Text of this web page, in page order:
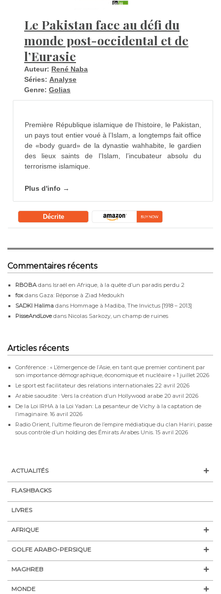
Le Pakistan face au défi du
monde post-occidental et de
l’Eurasie
Auteur: René Naba
Séries: Analyse
Genre: Golias
Première République islamique de l’histoire, le Pakistan,
un pays tout entier voué à l’Islam, a longtemps fait office
de «body guard» de la dynastie wahhabite, le gardien
des lieux saints de l’Islam, l’incubateur absolu du
terrorisme islamique.
Plus d'info →
Décrite
Commentaires récents
RBOBAdans Israël en Afrique, à la quête d’un paradis perdu 2
fox dans Gaza: Réponse à Ziad Medoukh
SADKI Halima dans Hommage à Madiba, The Invictus [1918 – 2013]
PisseAndLovedans Nicolas Sarkozy, un champ de ruines
Articles récents
Conférence : « L’émergence de l’Asie, en tant que premier continent par
son importance démographique, économique et nucléaire » 1 juillet 2026
Le sport est facilitateur des relations internationales 22 avril 2026
Arabie saoudite : Vers la création d’un Hollywood arabe 20 avril 2026
De la Loi IRHA à la Loi Yadan: La pesanteur de Vichy à la captation de
l’imaginaire. 16 avril 2026
Radio Orient, l’ultime fleuron de l’empire médiatique du clan Hariri, passe
sous contrôle d’un holding des Émirats Arabes Unis. 15 avril 2026
ACTUALITÉS
FLASHBACKS
LIVRES
AFRIQUE
GOLFE ARABO-PERSIQUE
MAGHREB
MONDE